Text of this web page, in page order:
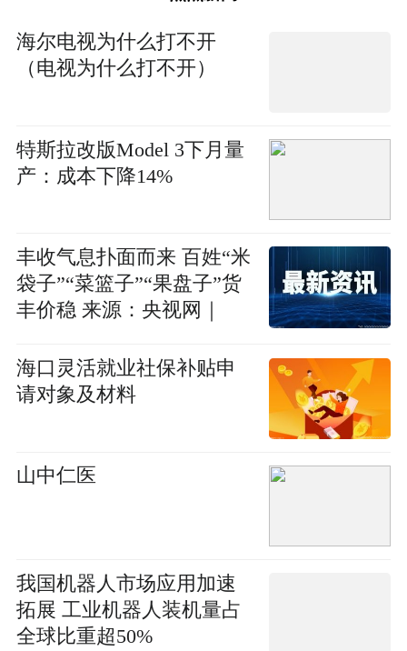
海尔电视为什么打不开
（电视为什么打不开）
特斯拉改版Model 3下月量
产：成本下降14%
丰收气息扑面而来 百姓“米
袋子”“菜篮子”“果盘子”货
丰价稳 来源：央视网｜
海口灵活就业社保补贴申
请对象及材料
山中仁医
我国机器人市场应用加速
拓展 工业机器人装机量占
全球比重超50%